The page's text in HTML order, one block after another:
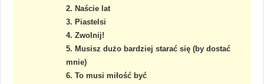
2. Naście lat
3. Piastelsi
4. Zwolnij!
5. Musisz dużo bardziej starać się (by dostać
mnie)
6. To musi miłość być